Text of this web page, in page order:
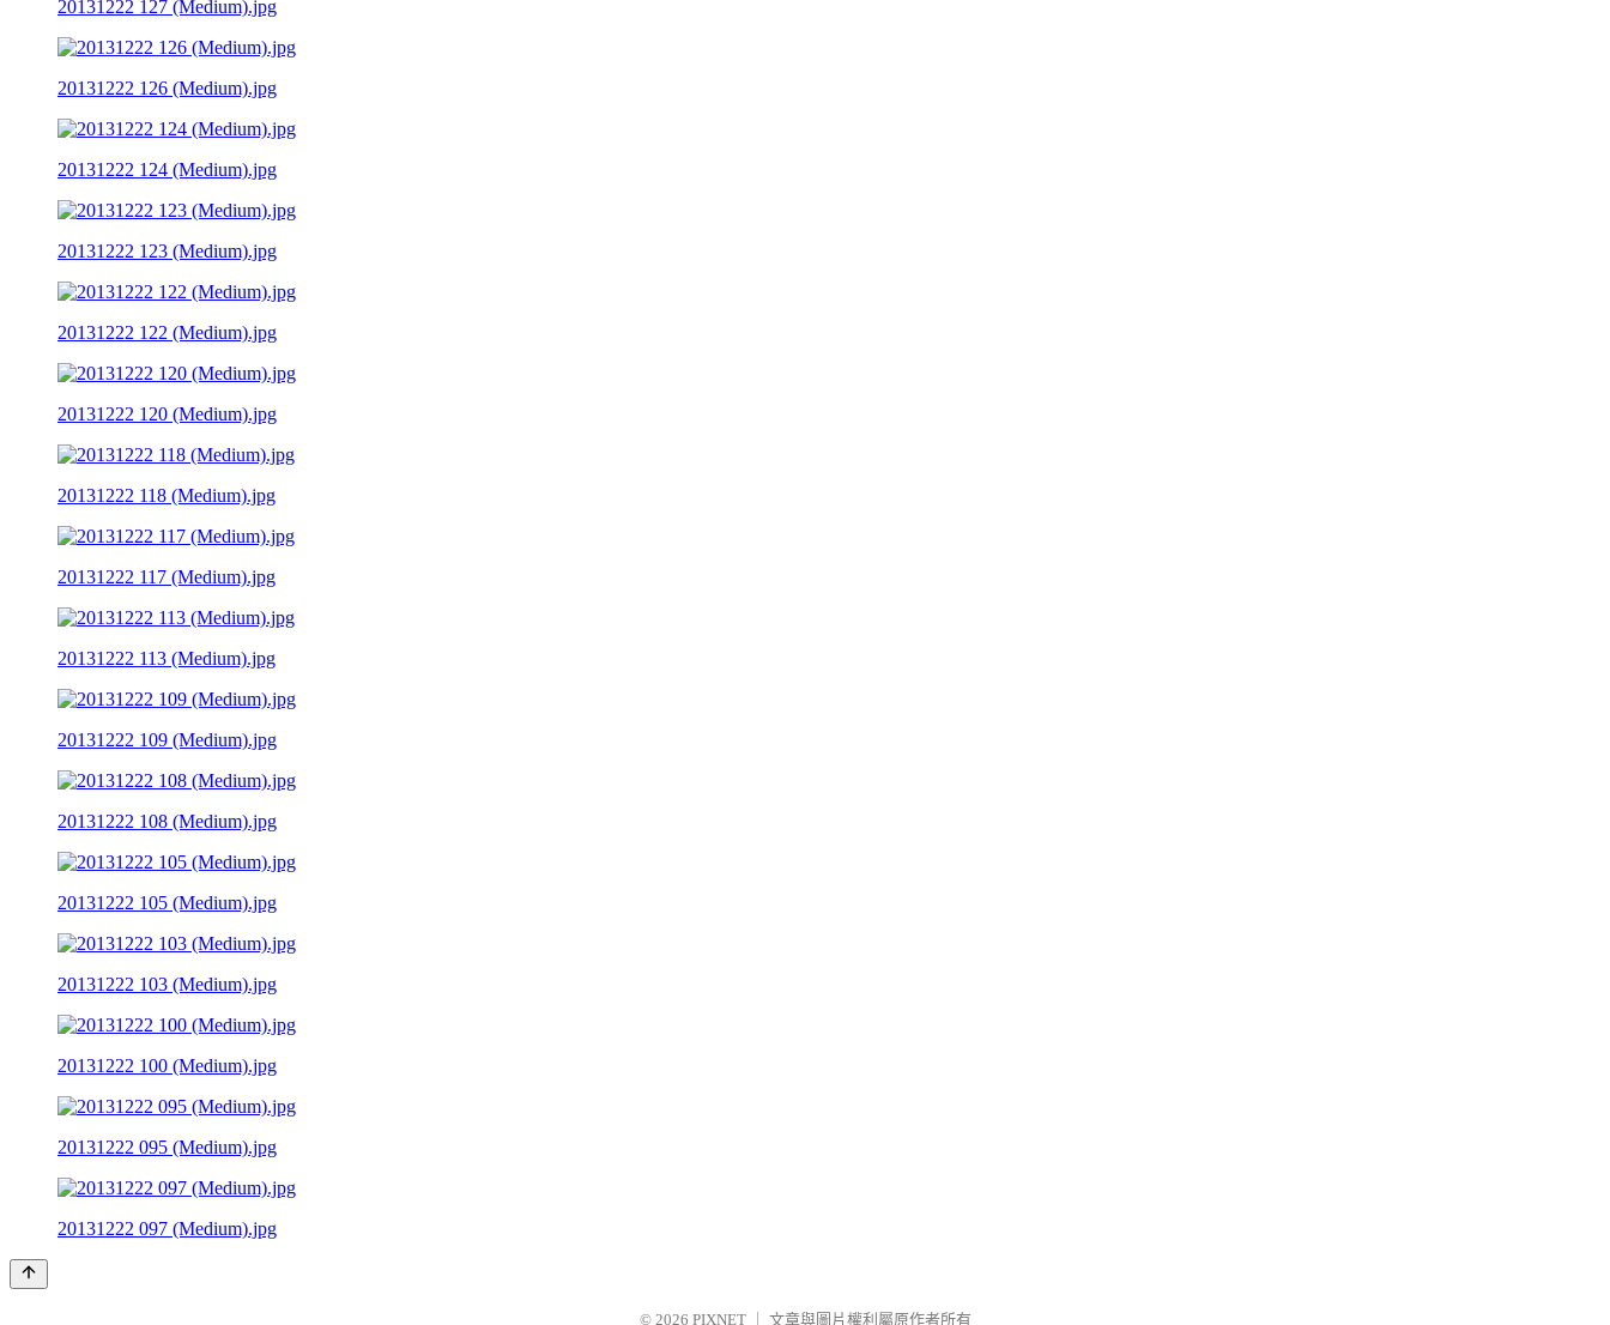
20131222 127 (Medium).jpg
20131222 126 (Medium).jpg
20131222 124 (Medium).jpg
20131222 123 (Medium).jpg
20131222 122 (Medium).jpg
20131222 120 (Medium).jpg
20131222 118 (Medium).jpg
20131222 117 (Medium).jpg
20131222 113 (Medium).jpg
20131222 109 (Medium).jpg
20131222 108 (Medium).jpg
20131222 105 (Medium).jpg
20131222 103 (Medium).jpg
20131222 100 (Medium).jpg
20131222 095 (Medium).jpg
20131222 097 (Medium).jpg
© 2026 PIXNET 文章與圖片權利屬原作者所有